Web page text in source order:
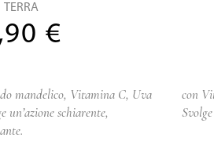
TERRA
€
mandelico, Vitamina C, Uva
un’azione schiarente,
con